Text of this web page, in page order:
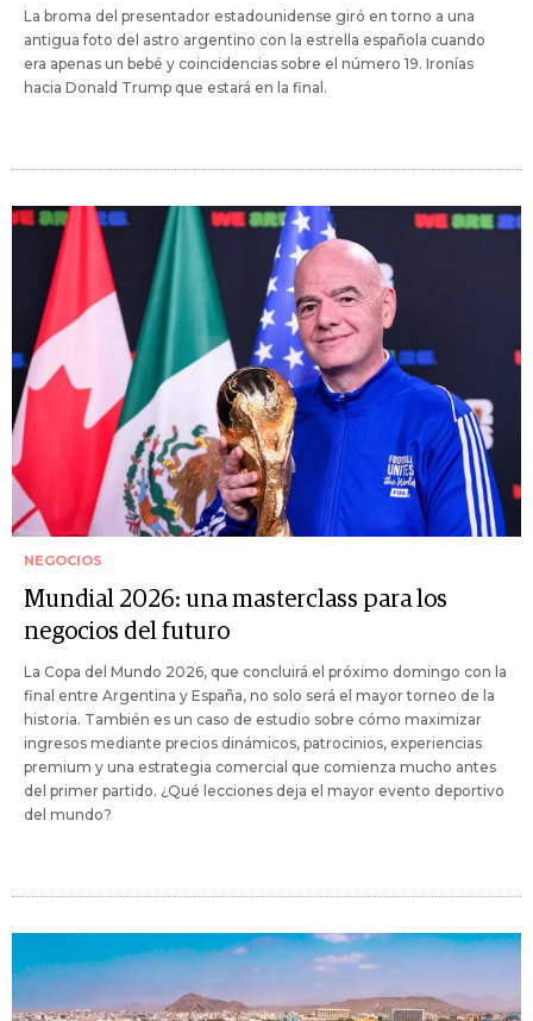
La broma del presentador estadounidense giró en torno a una
antigua foto del astro argentino con la estrella española cuando
era apenas un bebé y coincidencias sobre el número 19. Ironías
hacia Donald Trump que estará en la final.
NEGOCIOS
Mundial 2026: una masterclass para los
negocios del futuro
La Copa del Mundo 2026, que concluirá el próximo domingo con la
final entre Argentina y España, no solo será el mayor torneo de la
historia. También es un caso de estudio sobre cómo maximizar
ingresos mediante precios dinámicos, patrocinios, experiencias
premium y una estrategia comercial que comienza mucho antes
del primer partido. ¿Qué lecciones deja el mayor evento deportivo
del mundo?